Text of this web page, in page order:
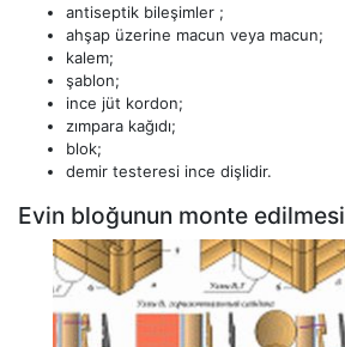
antiseptik bileşimler ;
ahşap üzerine macun veya macun;
kalem;
şablon;
ince jüt kordon;
zımpara kağıdı;
blok;
demir testeresi ince dişlidir.
Evin bloğunun monte edilmesi